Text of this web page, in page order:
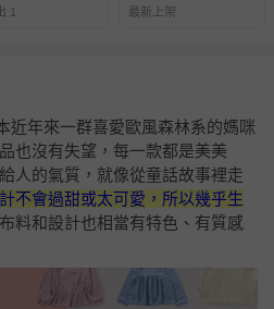
1 最新上架
近年來一群喜愛歐風森林系的媽咪
也沒有失望，每一款都是美美
人的氣質，就像從童話故事裡走
不會過甜或太可愛，所以幾乎生
布料和設計也相當有特色、有質感